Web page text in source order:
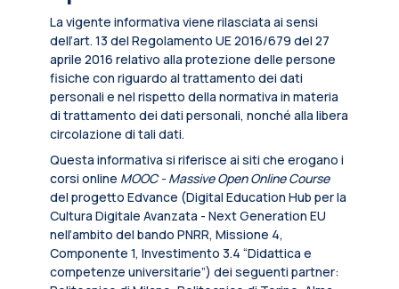
La vigente informativa viene rilasciata ai sensi
dell’art. 13 del Regolamento UE 2016/679 del 27
aprile 2016 relativo alla protezione delle persone
fisiche con riguardo al trattamento dei dati
personali e nel rispetto della normativa in materia
di trattamento dei dati personali, nonché alla libera
circolazione di tali dati.
Questa informativa si riferisce ai siti che erogano i
corsi online MOOC - Massive Open Online Course
del progetto Edvance (Digital Education Hub per la
Cultura Digitale Avanzata - Next Generation EU
nell’ambito del bando PNRR, Missione 4,
Componente 1, Investimento 3.4 “Didattica e
competenze universitarie”) dei seguenti partner: